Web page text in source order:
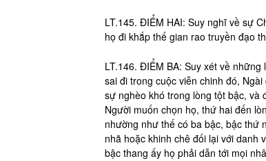
LT.145. ĐIỂM HAI: Suy nghĩ về sự
họ đi khắp thế gian rao truyền đạo
LT.146. ĐIỂM BA: Suy xét về
sai đi trong cuộc viễn chinh đó,
sự nghèo khó trong lòng tột bậc, và
Người muốn chọn họ, thứ hai đến
nhường như thế có ba bậc, bậc thứ
nhã hoặc khinh chê đối lại với danh
bậc thang ấy họ phải dẫn tới mọi